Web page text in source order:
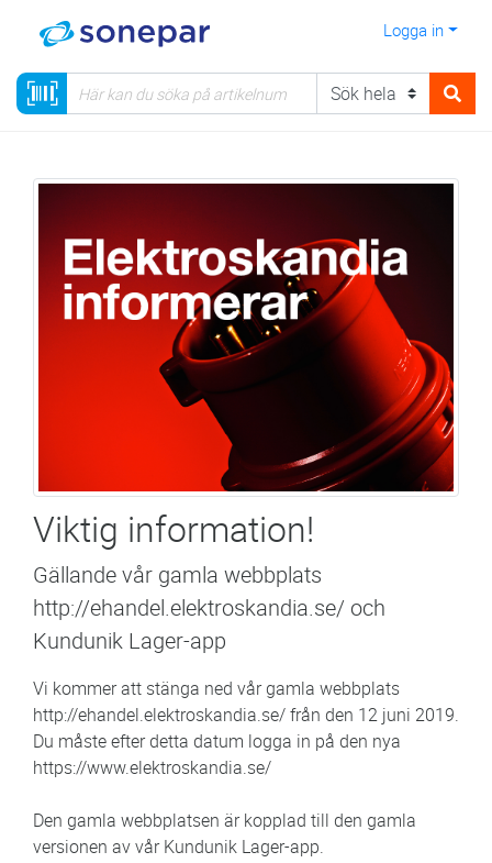
Logga in
Viktig information!
Gällande vår gamla webbplats
http://ehandel.elektroskandia.se/ och
Kundunik Lager-app
Vi kommer att stänga ned vår gamla webbplats
http://ehandel.elektroskandia.se/ från den 12 juni 2019.
Du måste efter detta datum logga in på den nya
https://www.elektroskandia.se/
Den gamla webbplatsen är kopplad till den gamla
versionen av vår Kundunik Lager-app.